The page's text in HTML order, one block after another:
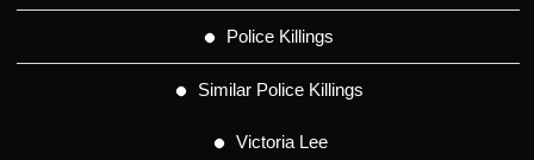
Police Killings
Similar Police Killings
Victoria Lee